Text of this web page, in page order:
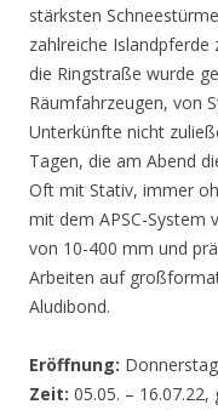
stärksten
zahlreiche
die Ringstraße wurde
Räumfahrzeugen, von
Unterkünfte nicht
Tagen, die am Abend
Oft mit Stativ, immer
mit dem APSC-System
von 10-400 mm und
Arbeiten auf
Aludibond.
Eröffnung:
Zeit: 05.05. –